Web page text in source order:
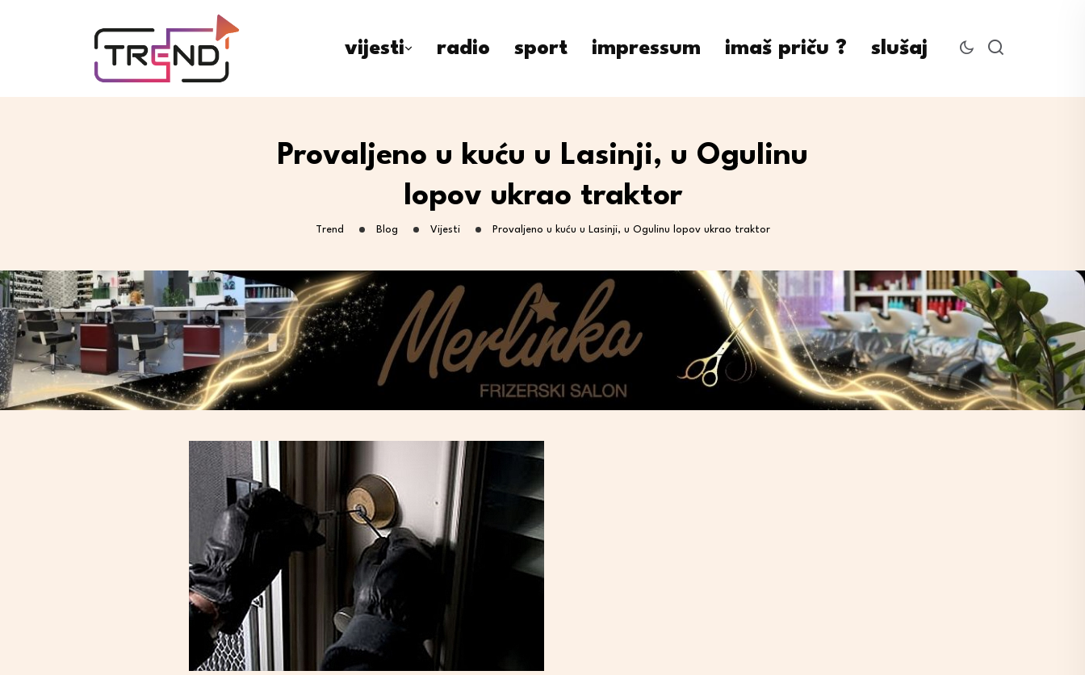
vijesti radio sport impressum imaš priču ? slušaj
Provaljeno u kuću u Lasinji, u Ogulinu
lopov ukrao traktor
Trend Blog Vijesti Provaljeno u kuću u Lasinji, u Ogulinu lopov ukrao traktor